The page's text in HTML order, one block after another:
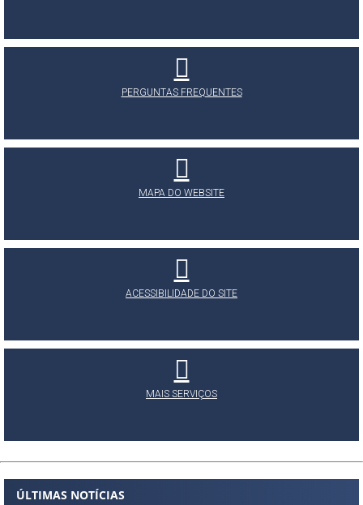
PERGUNTAS FREQUENTES
MAPA DO WEBSITE
ACESSIBILIDADE DO SITE
MAIS SERVIÇOS
ÚLTIMAS NOTÍCIAS